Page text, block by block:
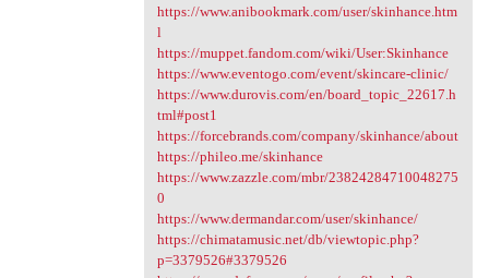
https://www.anibookmark.com/user/skinhance.htm
l
https://muppet.fandom.com/wiki/User:Skinhance
https://www.eventogo.com/event/skincare-clinic/
https://www.durovis.com/en/board_topic_22617.h
tml#post1
https://forcebrands.com/company/skinhance/about
https://phileo.me/skinhance
https://www.zazzle.com/mbr/23824284710048275
0
https://www.dermandar.com/user/skinhance/
https://chimatamusic.net/db/viewtopic.php?
p=3379526#3379526